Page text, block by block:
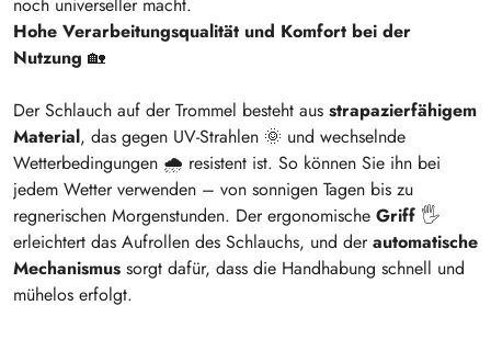
noch universeller macht.
Hohe Verarbeitungsqualität und Komfort bei der
Nutzung 🏡
Der Schlauch auf der Trommel besteht aus strapazierfähigem
Material, das gegen UV-Strahlen 🌞 und wechselnde
Wetterbedingungen 🌧 resistent ist. So können Sie ihn bei
jedem Wetter verwenden – von sonnigen Tagen bis zu
regnerischen Morgenstunden. Der ergonomische Griff 🖐️
erleichtert das Aufrollen des Schlauchs, und der automatische
Mechanismus sorgt dafür, dass die Handhabung schnell und
mühelos erfolgt.